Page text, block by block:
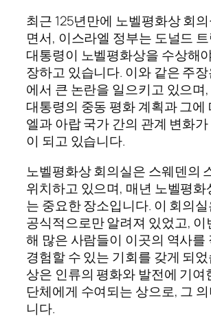
최근 125년만에 노벨평화상 회
면서, 이스라엘 정부는 도널드
대통령이 노벨평화상을 수상해
장하고 있습니다. 이와 같은 주
에서 큰 논란을 일으키고 있으며
대통령의 중동 평화 계획과 그에
엘과 아랍 국가 간의 관계 변화
이 되고 있습니다.
노벨평화상 회의실은 스웨덴의
위치하고 있으며, 매년 노벨평화
는 중요한 장소입니다. 이 회의
공식적으로만 알려져 있었고, 이
해 많은 사람들이 이곳의 역사를
경험할 수 있는 기회를 갖게 되
상은 인류의 평화와 발전에 기여
단체에게 수여되는 상으로, 그
니다.